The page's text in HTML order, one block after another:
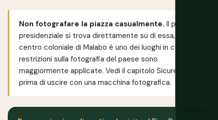
Non fotografare la piazza casualmente. Il palazzo
presidenziale si trova direttamente su di essa, e il
centro coloniale di Malabo è uno dei luoghi in cui le
restrizioni sulla fotografia del paese sono
maggiormente applicate. Vedi il capitolo Sicurezza
prima di uscire con una macchina fotografica.